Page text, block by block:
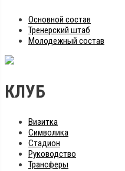
Основной состав
Тренерский штаб
Молодежный состав
КЛУБ
Визитка
Символика
Стадион
Руководство
Трансферы